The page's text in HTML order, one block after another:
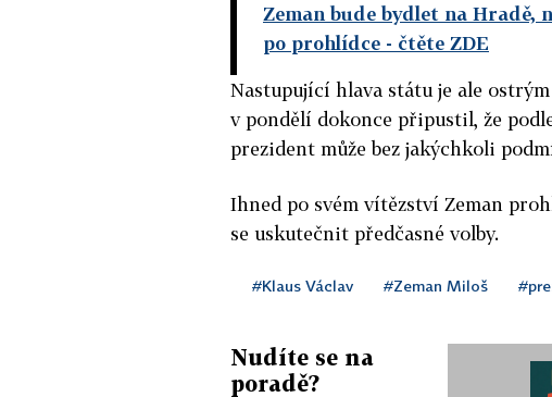
Zeman bude bydlet na Hradě,
po prohlídce - čtěte ZDE
Nastupující hlava státu je ale
v pondělí dokonce připustil, že
prezident může bez jakýchkoli
Ihned po svém vítězství Zeman
se uskutečnit předčasné volby.
#Klaus Václav #Zeman Miloš
Nudíte se na
poradě?